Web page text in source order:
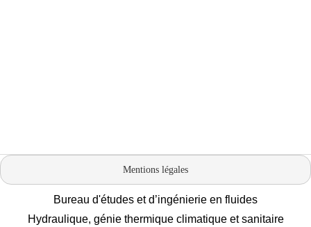
Mentions légales
Bureau d'études et d’ingénierie en fluides
Hydraulique, génie thermique climatique et sanitaire